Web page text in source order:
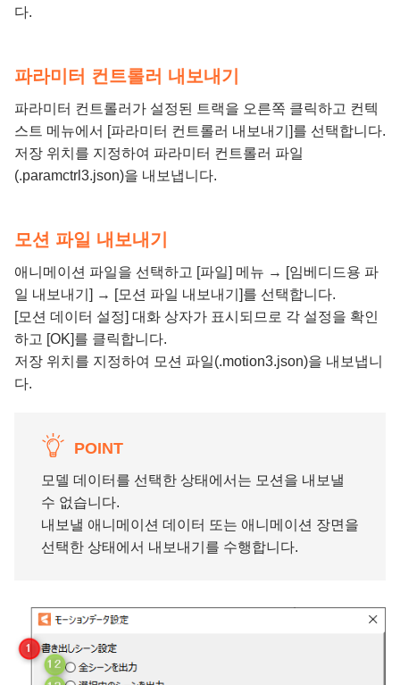
다.
파라미터 컨트롤러 내보내기
파라미터 컨트롤러가 설정된 트랙을 오른쪽 클릭하고 컨텍
스트 메뉴에서 [파라미터 컨트롤러 내보내기]를 선택합니다.
저장 위치를 지정하여 파라미터 컨트롤러 파일
(.paramctrl3.json)을 내보냅니다.
모션 파일 내보내기
애니메이션 파일을 선택하고 [파일] 메뉴 → [임베디드용 파
일 내보내기] → [모션 파일 내보내기]를 선택합니다.
[모션 데이터 설정] 대화 상자가 표시되므로 각 설정을 확인
하고 [OK]를 클릭합니다.
저장 위치를 지정하여 모션 파일(.motion3.json)을 내보냅니
다.
POINT
모델 데이터를 선택한 상태에서는 모션을 내보낼
수 없습니다.
내보낼 애니메이션 데이터 또는 애니메이션 장면을
선택한 상태에서 내보내기를 수행합니다.